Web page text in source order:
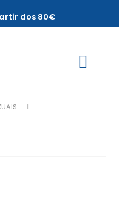
dos 80€